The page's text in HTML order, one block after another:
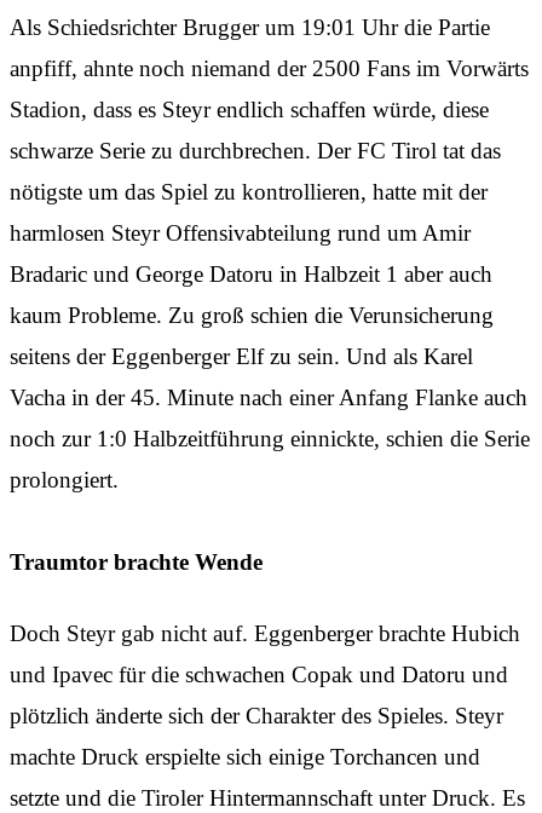
Als Schiedsrichter Brugger um 19:01 Uhr die Partie
anpfiff, ahnte noch niemand der 2500 Fans im Vorwärts
Stadion, dass es Steyr endlich schaffen würde, diese
schwarze Serie zu durchbrechen. Der FC Tirol tat das
nötigste um das Spiel zu kontrollieren, hatte mit der
harmlosen Steyr Offensivabteilung rund um Amir
Bradaric und George Datoru in Halbzeit 1 aber auch
kaum Probleme. Zu groß schien die Verunsicherung
seitens der Eggenberger Elf zu sein. Und als Karel
Vacha in der 45. Minute nach einer Anfang Flanke auch
noch zur 1:0 Halbzeitführung einnickte, schien die Serie
prolongiert.
Traumtor brachte Wende
Doch Steyr gab nicht auf. Eggenberger brachte Hubich
und Ipavec für die schwachen Copak und Datoru und
plötzlich änderte sich der Charakter des Spieles. Steyr
machte Druck erspielte sich einige Torchancen und
setzte und die Tiroler Hintermannschaft unter Druck. Es